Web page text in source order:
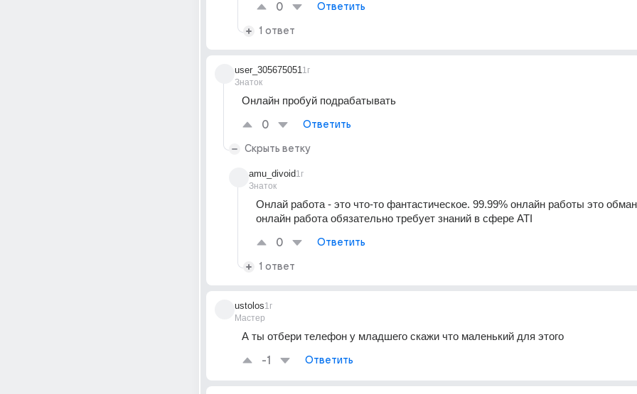
0 Ответить
1 ответ
user_305675051
Знаток
1г
Онлайн пробуй подрабатывать
0 Ответить
Скрыть ветку
amu_divoid
Знаток
1г
Онлай работа - это что-то фантастическое. 99.99% онлайн работы это
онлайн работа обязательно требует знаний в сфере ATI
0 Ответить
1 ответ
ustolos
Мастер
1г
А ты отбери телефон у младшего скажи что маленький для этого
-1 Ответить